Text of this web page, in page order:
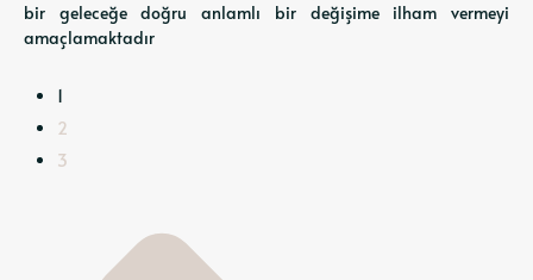
bir geleceğe doğru anlamlı bir değişime ilham vermeyi
amaçlamaktadır
1
2
3